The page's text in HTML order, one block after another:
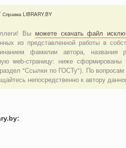
Справка LIBRARY.BY
Вы можете скачать файл
из представленной работы в
фамилии автора,
web-страницу: ниже
"Ссылки по ГОСТу"). По вопросам
непосредственно к автору